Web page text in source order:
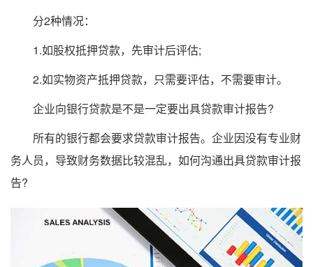
分2种情况：
1.如股权抵押贷款，先审计后评估;
2.如实物资产抵押贷款，只需要评估，不需要审计。
企业向银行贷款是不是一定要出具贷款审计报告?
所有的银行都会要求贷款审计报告。企业因没有专业财
务人员，导致财务数据比较混乱，如何沟通出具贷款审计报
告?